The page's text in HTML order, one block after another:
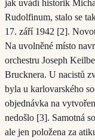
jak uvádí historik
Rudolfinum, stalo se
17. září 1942 [2].
Na uvolněné místo
orchestru Joseph
Brucknera. U nacistů
byla u karlovarského
objednávka na
nedošlo [3]. Samotná
ale jen položena za